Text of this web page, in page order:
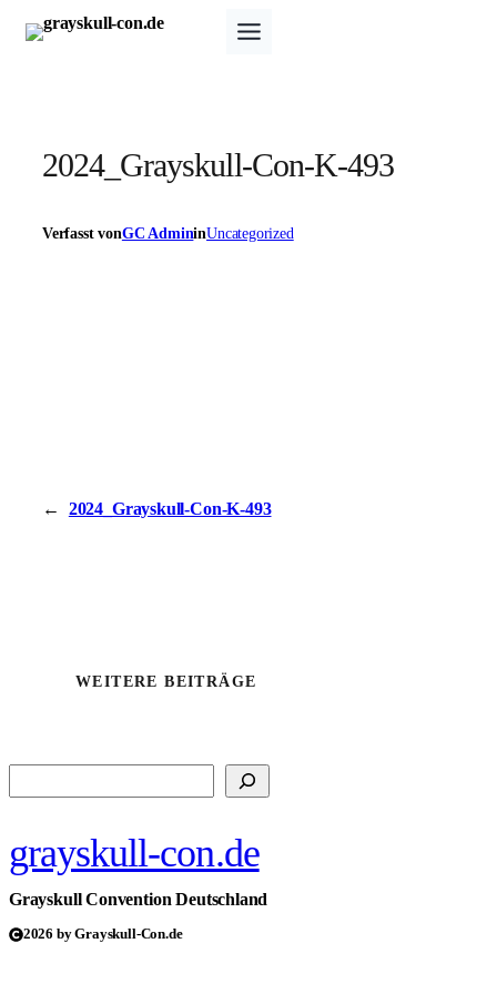
Zum
Inhalt
2024_Grayskull-Con-K-493
Verfasst vonGC AdmininUncategorized
← 2024_Grayskull-Con-K-493
WEITERE BEITRÄGE
grayskull-con.de
Grayskull Convention Deutschland
2026 by Grayskull-Con.de